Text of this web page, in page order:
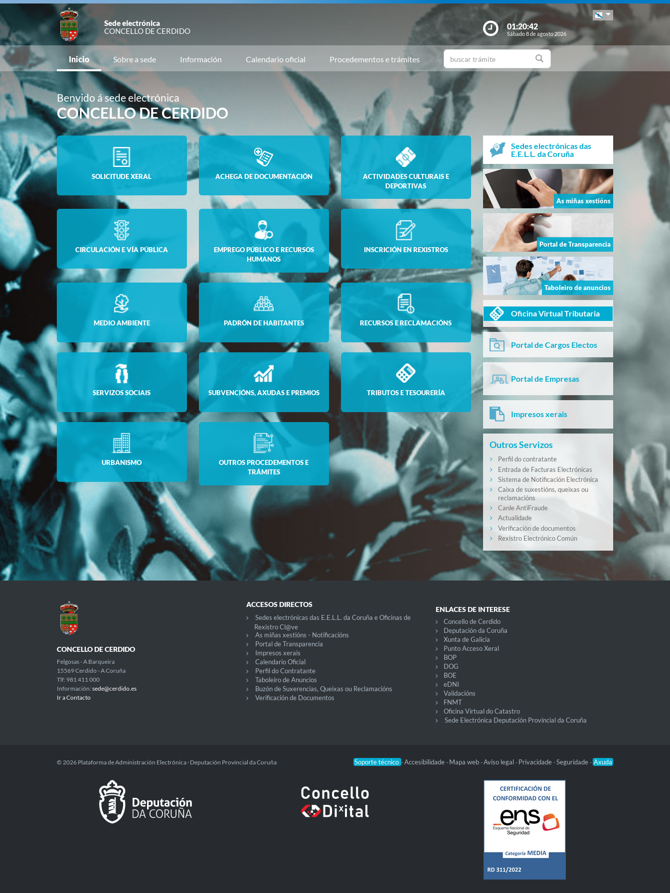
Sede electrónica
CONCELLO DE CERDIDO
01:20:43
Sábado 8 de agosto 2026
Inicio Sobre a sede Información Calendario oficial Procedementos e trámites
Benvido á sede electrónica
CONCELLO DE CERDIDO
SOLICITUDE XERAL ACHEGA DE DOCUMENTACIÓN
ACTIVIDADES CULTURAIS E
DEPORTIVAS
CIRCULACIÓN E VÍA PÚBLICA
EMPREGO PÚBLICO E RECURSOS
HUMANOS
INSCRICIÓN EN REXISTROS
MEDIO AMBIENTE PADRÓN DE HABITANTES RECURSOS E RECLAMACIÓNS
SERVIZOS SOCIAIS SUBVENCIÓNS, AXUDAS E PREMIOS TRIBUTOS E TESOURERÍA
URBANISMO
OUTROS PROCEDEMENTOS E
TRÁMITES
Sedes electrónicas das
E.E.L.L. da Coruña
As miñas xestións
Portal de Transparencia
Taboleiro de anuncios
Oficina Virtual Tributaria
Portal de Cargos Electos
Portal de Empresas
Impresos xerais
Outros Servizos
Perfil do contratante
Entrada de Facturas Electrónicas
Sistema de Notificación Electrónica
Caixa de suxestións, queixas ou
reclamacións
Canle AntiFraude
Actualidade
Verificación de documentos
Rexistro Electrónico Común
CONCELLO DE CERDIDO
Felgosas - A Barqueira
15569 Cerdido - A Coruña
Tlf: 981 411 000
Información: sede@cerdido.es
Ir a Contacto
ACCESOS DIRECTOS
Sedes electrónicas das E.E.L.L. da Coruña e Oficinas de
Rexistro Cl@ve
As miñas xestións - Notificacións
Portal de Transparencia
Impresos xerais
Calendario Oficial
Perfil do Contratante
Taboleiro de Anuncios
Buzón de Suxerencias, Queixas ou Reclamacións
Verificación de Documentos
ENLACES DE INTERESE
Concello de Cerdido
Deputación da Coruña
Xunta de Galicia
Punto Acceso Xeral
BOP
DOG
BOE
eDNI
Validacións
FNMT
Oficina Virtual do Catastro
Sede Electrónica Deputación Provincial da Coruña
Soporte técnico -Accesibilidade - Mapa web -Aviso legal - Privacidade -Seguridade - Axuda
© 2026 Plataforma de Administración Electrónica · Deputación Provincial da Coruña